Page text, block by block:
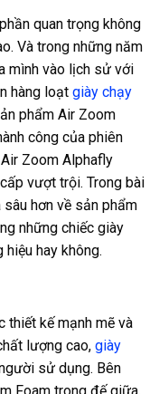
quan trọng không
Và trong những năm
mình vào lịch sử với
hàng loạt giày chạy
phẩm Air Zoom
công của phiên
Zoom Alphafly
vượt trội. Trong bài
sâu hơn về sản phẩm
những chiếc giày
hiệu hay không.
thiết kế mạnh mẽ và
lượng cao, giày
sử dụng. Bên